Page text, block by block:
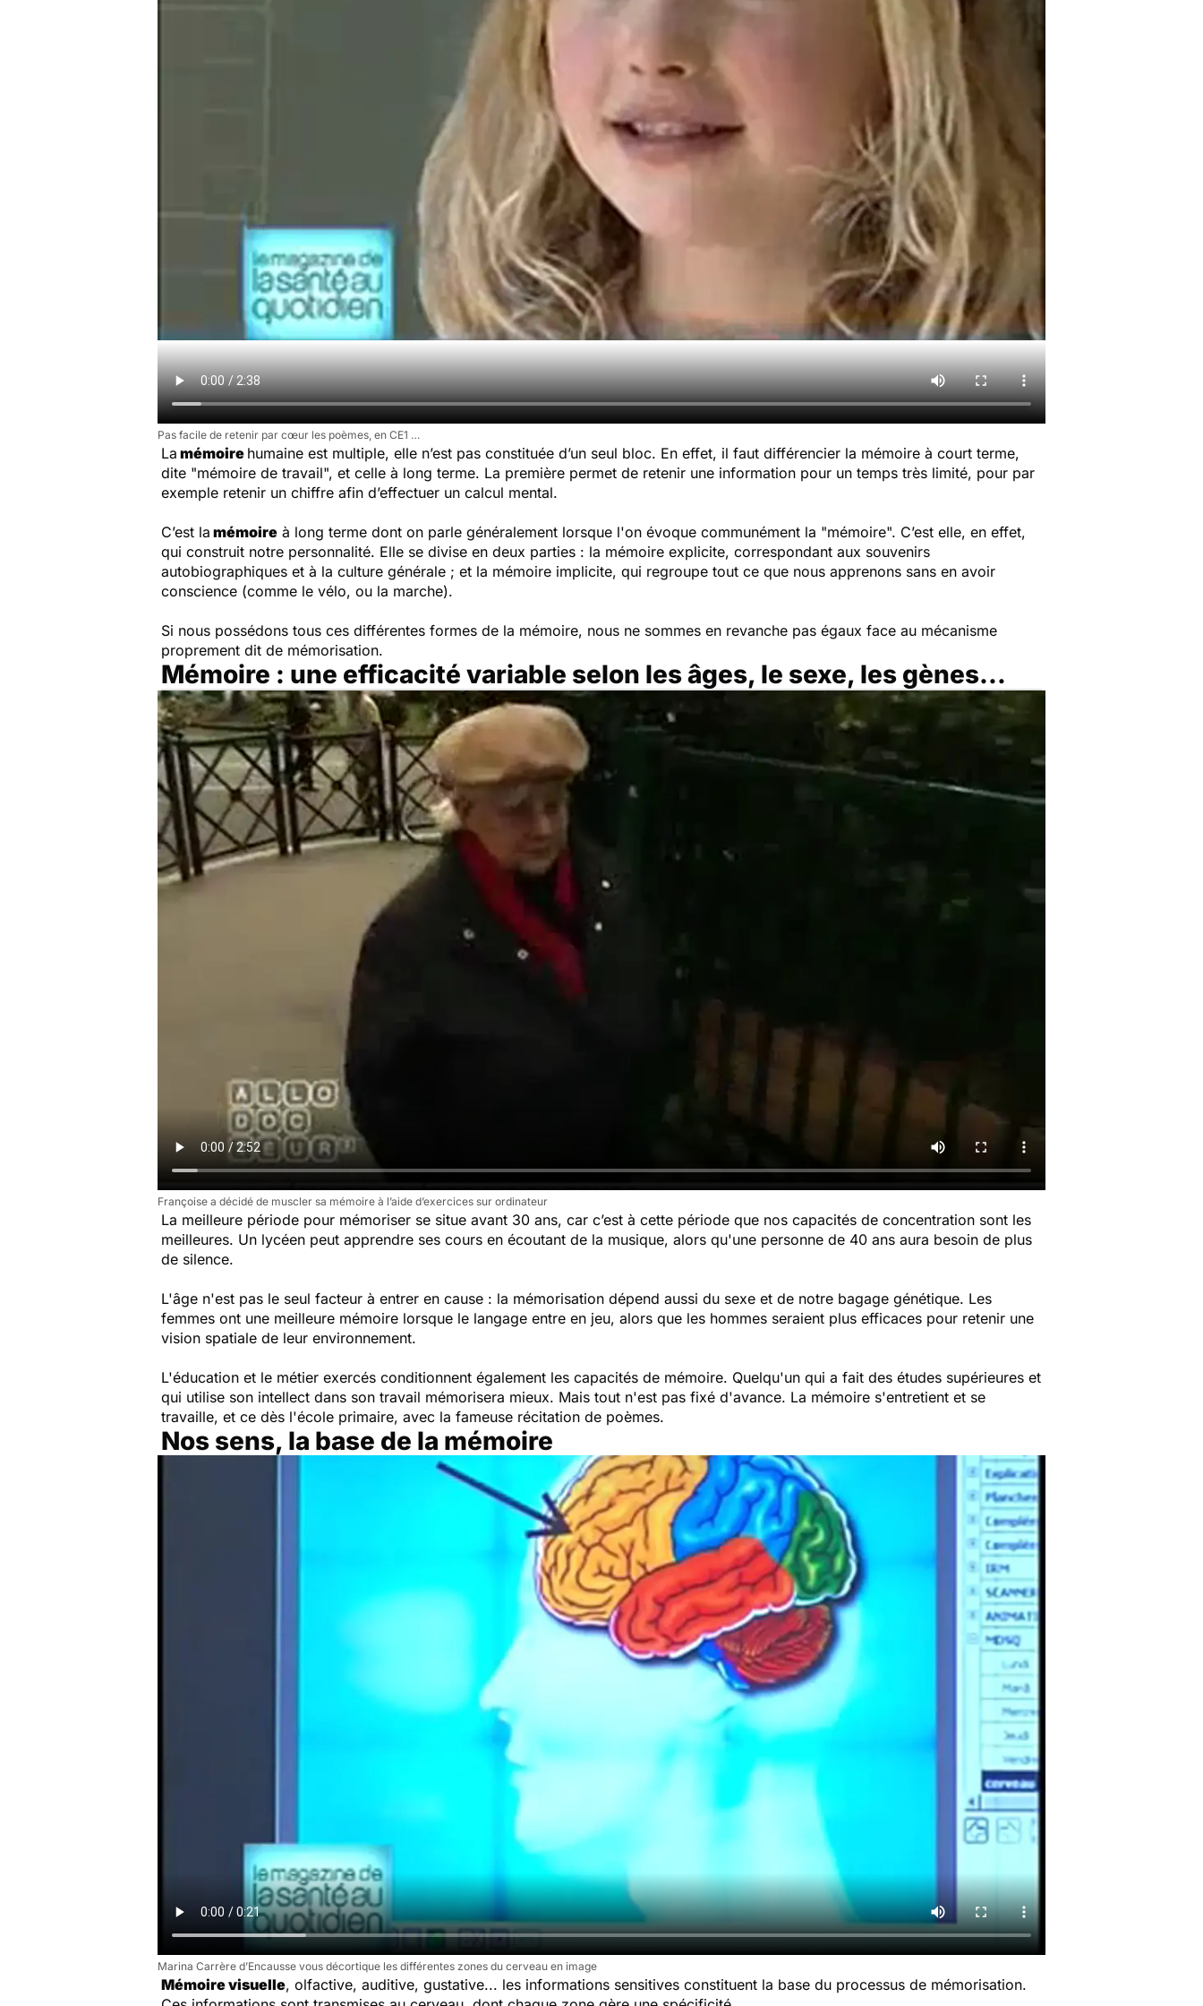
Pas facile de retenir par cœur les poèmes, en CE1 …
La mémoire humaine est multiple, elle n’est pas constituée d’un seul bloc. En effet, il faut différencier la mémoire à court terme,
dite "mémoire de travail", et celle à long terme. La première permet de retenir une information pour un temps très limité, pour par
exemple retenir un chiffre afin d’effectuer un calcul mental.
C’est la mémoire à long terme dont on parle généralement lorsque l'on évoque communément la "mémoire". C’est elle, en effet,
qui construit notre personnalité. Elle se divise en deux parties : la mémoire explicite, correspondant aux souvenirs
autobiographiques et à la culture générale ; et la mémoire implicite, qui regroupe tout ce que nous apprenons sans en avoir
conscience (comme le vélo, ou la marche).
Si nous possédons tous ces différentes formes de la mémoire, nous ne sommes en revanche pas égaux face au mécanisme
proprement dit de mémorisation.
Mémoire : une efficacité variable selon les âges, le sexe, les gènes...
Françoise a décidé de muscler sa mémoire à l’aide d’exercices sur ordinateur
La meilleure période pour mémoriser se situe avant 30 ans, car c’est à cette période que nos capacités de concentration sont les
meilleures. Un lycéen peut apprendre ses cours en écoutant de la musique, alors qu'une personne de 40 ans aura besoin de plus
de silence.
L'âge n'est pas le seul facteur à entrer en cause : la mémorisation dépend aussi du sexe et de notre bagage génétique. Les
femmes ont une meilleure mémoire lorsque le langage entre en jeu, alors que les hommes seraient plus efficaces pour retenir une
vision spatiale de leur environnement.
L'éducation et le métier exercés conditionnent également les capacités de mémoire. Quelqu'un qui a fait des études supérieures et
qui utilise son intellect dans son travail mémorisera mieux. Mais tout n'est pas fixé d'avance. La mémoire s'entretient et se
travaille, et ce dès l'école primaire, avec la fameuse récitation de poèmes.
Nos sens, la base de la mémoire
Marina Carrère d’Encausse vous décortique les différentes zones du cerveau en image
Mémoire visuelle, olfactive, auditive, gustative... les informations sensitives constituent la base du processus de mémorisation.